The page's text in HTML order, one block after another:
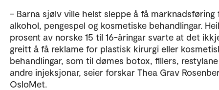
– Barna sjølv ville helst sleppe å få marknadsføring
alkohol, pengespel og kosmetiske behandlingar.
prosent av norske 15 til 16-åringar svarte at det
greitt å få reklame for plastisk kirurgi eller
behandlingar, som til dømes botox, fillers,
andre injeksjonar, seier forskar Thea Grav
OsloMet.